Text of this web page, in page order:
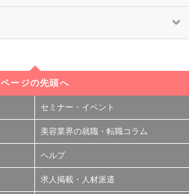
ページの先頭へ
セミナー・イベント
美容業界の就職・転職コラム
ヘルプ
求人掲載・人材派遣